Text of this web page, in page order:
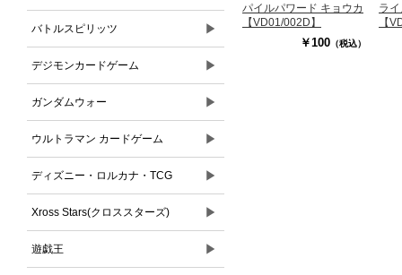
バトルスピリッツ ▶
デジモンカードゲーム ▶
ガンダムウォー ▶
ウルトラマン カードゲーム ▶
ディズニー・ロルカナ・TCG ▶
Xross Stars(クロススターズ) ▶
遊戯王 ▶
パイルパワード キョウカ
【VD01/002D】
￥100 （税込）
ラ
【